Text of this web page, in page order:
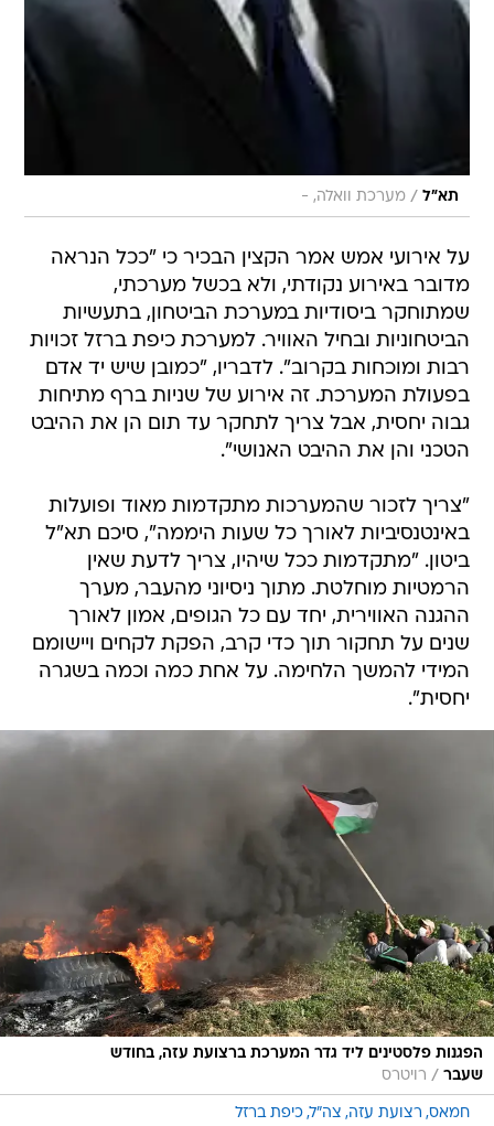
תא"ל / מערכת וואלה, -
על אירועי אמש אמר הקצין הבכיר כי "ככל הנראה
מדובר באירוע נקודתי, ולא בכשל מערכתי,
שמתוחקר ביסודיות במערכת הביטחון, בתעשיות
הביטחוניות ובחיל האוויר. למערכת כיפת ברזל זכויות
רבות ומוכחות בקרוב". לדבריו, "כמובן שיש יד אדם
בפעולת המערכת. זה אירוע של שניות ברף מתיחות
גבוה יחסית, אבל צריך לתחקר עד תום הן את ההיבט
הטכני והן את ההיבט האנושי".
"צריך לזכור שהמערכות מתקדמות מאוד ופועלות
באינטנסיביות לאורך כל שעות היממה", סיכם תא"ל
ביטון. "מתקדמות ככל שיהיו, צריך לדעת שאין
הרמטיות מוחלטת. מתוך ניסיוני מהעבר, מערך
ההגנה האווירית, יחד עם כל הגופים, אמון לאורך
שנים על תחקור תוך כדי קרב, הפקת לקחים ויישומם
המידי להמשך הלחימה. על אחת כמה וכמה בשגרה
יחסית".
הפגנות פלסטינים ליד גדר המערכת ברצועת עזה, בחודש
שעבר / רויטרס
חמאס רצועת עזה צה"ל כיפת ברזל